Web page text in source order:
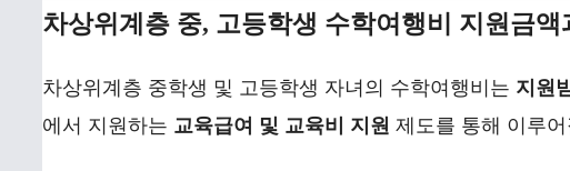
차상위계층 중, 고등학생 수학여행비 지원금액
차상위계층 중학생 및 고등학생 자녀의 수학여행비는 지원
에서 지원하는 교육급여 및 교육비 지원 제도를 통해 이루